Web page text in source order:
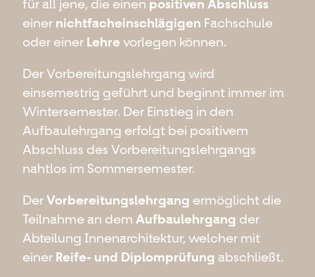
für all jene, die einen positiven Abschluss
einer nichtfacheinschlägigen Fachschule
oder einer Lehrevorlegen können.
Der Vorbereitungslehrgang wird
einsemestrig geführt und beginnt immer im
Wintersemester. Der Einstieg in den
Aufbaulehrgang erfolgt bei positivem
Abschluss des Vorbereitungslehrgangs
nahtlos im Sommersemester.
DerVorbereitungslehrgang ermöglicht die
Teilnahme an dem Aufbaulehrgang der
Abteilung Innenarchitektur, welcher mit
einer Reife- und Diplomprüfung abschließt.